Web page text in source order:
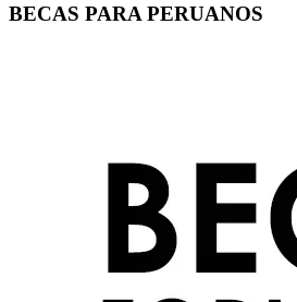
BECAS PARA PERUANOS